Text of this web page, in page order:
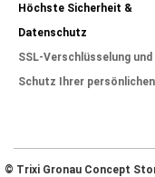
Höchste Sicherheit &
Datenschutz
SSL-Verschlüsselung und
Schutz Ihrer
© Trixi Gronau Concept